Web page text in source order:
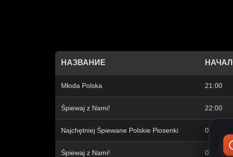
НАЗВАНИЕ
Młoda Polska 21:00
Śpiewaj z Nami! 22:00
Najchętniej Śpiewane Polskie Piosenki 01:00
Śpiewaj z Nami! 03:00